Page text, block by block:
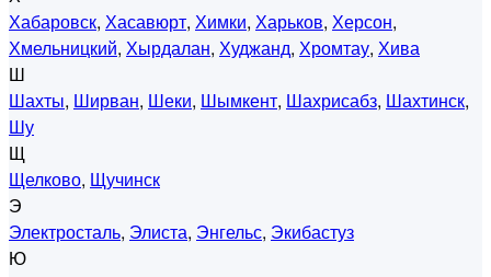
Хабаровск, Хасавюрт, Химки, Харьков, Херсон,
Хмельницкий, Хырдалан, Худжанд, Хромтау, Хива
Ш
Шахты, Ширван, Шеки, Шымкент, Шахрисабз, Шахтинск,
Шу
Щ
Щелково, Щучинск
Э
Электросталь, Элиста, Энгельс, Экибастуз
Ю